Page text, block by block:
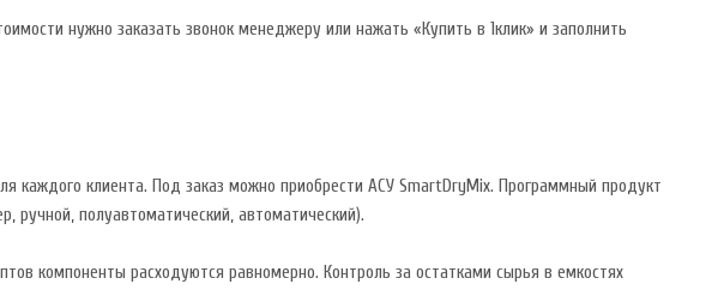
нужно заказать звонок менеджеру или нажать «Купить в 1клик» и заполнить
каждого клиента. Под заказ можно приобрести АСУ SmartDryMix. Программный продукт
ручной, полуавтоматический, автоматический).
компоненты расходуются равномерно. Контроль за остатками сырья в емкостях